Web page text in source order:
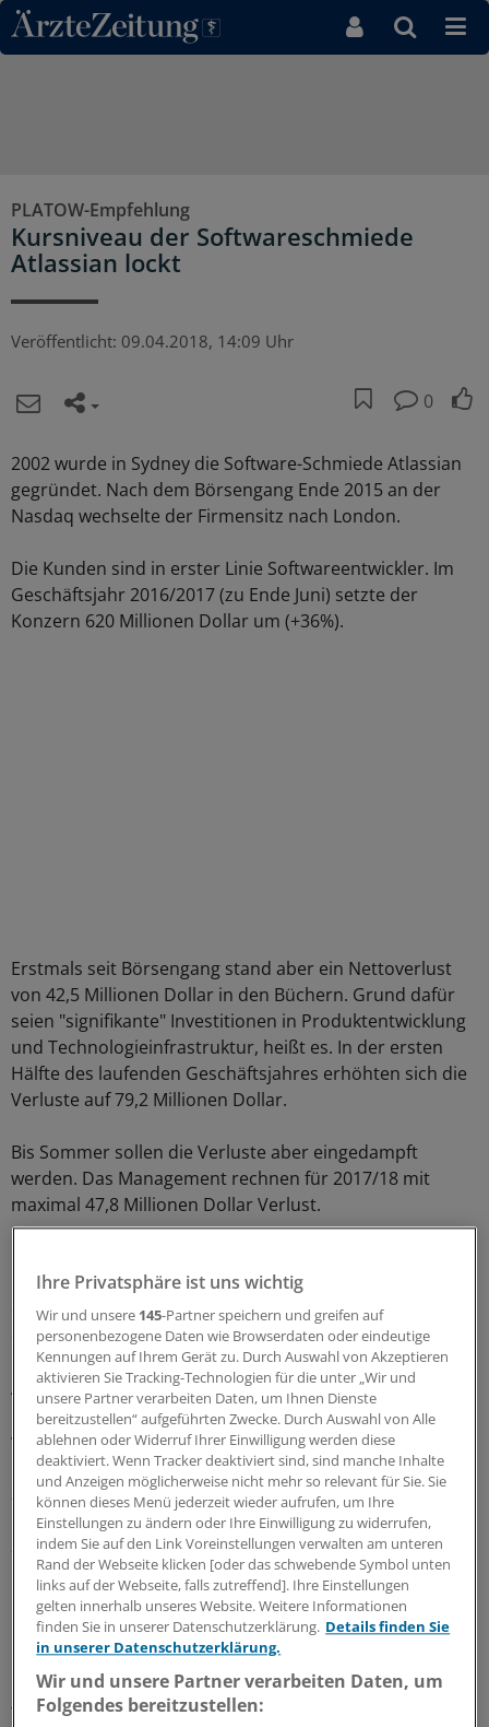
Direkt zum Inhaltsbereich
PLATOW-Empfehlung
Kursniveau der Softwareschmiede
Atlassian lockt
Veröffentlicht: 09.04.2018, 14:09 Uhr
0
2002 wurde in Sydney die Software-Schmiede Atlassian
gegründet. Nach dem Börsengang Ende 2015 an der
Nasdaq wechselte der Firmensitz nach London.
Die Kunden sind in erster Linie Softwareentwickler. Im
Geschäftsjahr 2016/2017 (zu Ende Juni) setzte der
Konzern 620 Millionen Dollar um (+36%).
Erstmals seit Börsengang stand aber ein Nettoverlust
von 42,5 Millionen Dollar in den Büchern. Grund dafür
seien "signifikante" Investitionen in Produktentwicklung
und Technologieinfrastruktur, heißt es. In der ersten
Hälfte des laufenden Geschäftsjahres erhöhten sich die
Verluste auf 79,2 Millionen Dollar.
Bis Sommer sollen die Verluste aber eingedampft
werden. Das Management rechnen für 2017/18 mit
maximal 47,8 Millionen Dollar Verlust.
Erfolgsstory. Gebremst wurde die Kurs-Rally erst von
der jüngsten weltweiten Marktkorrektur. Inzwischen
orientiert das Papier aber wieder nach oben.
Aus operativer Sicht müssen sich die Investitionen
bezahlt machen und die Verlustzone wieder verlassen
werden. Wir sind optimistisch, dass das gelingen kann.
Risikobewusste Anleger nutzen den jüngsten Rücksetzer
zum Einstieg, Stopp bei 44,20 Dollar.
Platow online:www.platow.de/AZ
Schlagworte:
Geld und Vermögen
Ihre Privatsphäre ist uns wichtig
Wir und unsere 145-Partner speichern und greifen auf
personenbezogene Daten wie Browserdaten oder eindeutige
Kennungen auf Ihrem Gerät zu. Durch Auswahl von Akzeptieren
aktivieren Sie Tracking-Technologien für die unter „Wir und
unsere Partner verarbeiten Daten, um Ihnen Dienste
bereitzustellen“ aufgeführten Zwecke. Durch Auswahl von Alle
ablehnen oder Widerruf Ihrer Einwilligung werden diese
deaktiviert. Wenn Tracker deaktiviert sind, sind manche Inhalte
und Anzeigen möglicherweise nicht mehr so relevant für Sie. Sie
können dieses Menü jederzeit wieder aufrufen, um Ihre
Einstellungen zu ändern oder Ihre Einwilligung zu widerrufen,
indem Sie auf den Link Voreinstellungen verwalten am unteren
Rand der Webseite klicken [oder das schwebende Symbol unten
links auf der Webseite, falls zutreffend]. Ihre Einstellungen
gelten innerhalb unseres Website. Weitere Informationen
finden Sie in unserer Datenschutzerklärung. Details finden Sie
in unserer Datenschutzerklärung.
Wir und unsere Partner verarbeiten Daten, um
Folgendes bereitzustellen: